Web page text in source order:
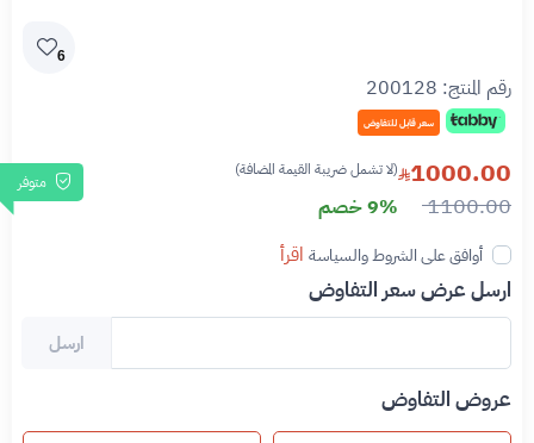
6
رقم المنتج: 200128
سعر قابل للتفاوض
متوفر 1000.00 (لا تشمل ضريبة القيمة المضافة)
1100.00 9% خصم
أوافق على الشروط والسياسة اقرأ
ارسل عرض سعر التفاوض
ارسل
عروض التفاوض